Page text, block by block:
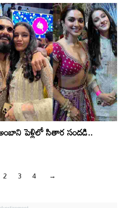
పెళ్లిలో సితార సంద‌డి..
2 3 4 →